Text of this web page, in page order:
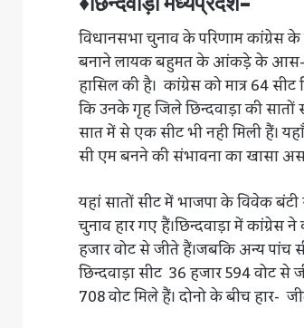
विधानसभा चुनाव के परिणाम कांग्रेस
बनाने लायक बहुमत के आंकड़े के आस-
हासिल की है। कांग्रेस को मात्र 64
कि उनके गृह जिले छिन्दवाड़ा की सातों
सात में से एक सीट भी नही मिली हैं।
सी एम बनने की संभावना का खासा
यहां सातों सीट में भाजपा के विवेक बंटी
चुनाव हार गए हैं।छिन्दवाड़ा में कांग्रेस
हजार वोट से जीते हैं।जबकि अन्य पांच
छिन्दवाड़ा सीट 36 हजार 594 वोट
708 वोट मिले हैं। दोनो के बीच हार-